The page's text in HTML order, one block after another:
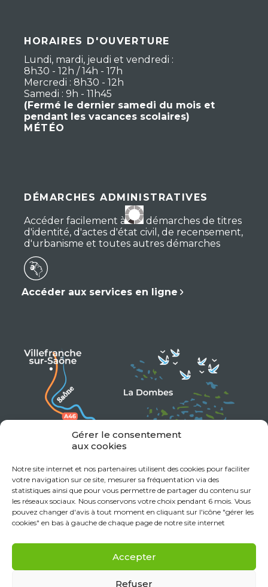
Gérer le consentement
aux cookies
Notre site internet et nos partenaires utilisent des cookies pour faciliter
votre navigation sur ce site, mesurer sa fréquentation via des
statistiques ainsi que pour vous permettre de partager du contenu sur
les réseaux sociaux. Nous conservons votre choix pendant 6 mois. Vous
pouvez changer d'avis à tout moment en cliquant sur l'icône "gérer les
cookies" en bas à gauche de chaque page de notre site internet
Accepter
Refuser
HORAIRES D'OUVERTURE
Lundi, mardi, jeudi et vendredi :
8h30 - 12h / 14h - 17h
Mercredi : 8h30 - 12h
Samedi : 9h - 11h45
(Fermé le dernier samedi du mois et
pendant les vacances scolaires)
MÉTÉO
DÉMARCHES ADMINISTRATIVES
Accéder facilement à vos démarches de titres
d'identité, d'actes d'état civil, de recensement,
d'urbanisme et toutes autres démarches
Accéder aux services en ligne